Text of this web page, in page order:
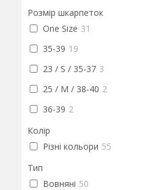
Розмір шкарпеток
One Size 31
35-39 19
23 / S / 35-37 3
25 / M / 38-40 2
36-39 2
Колір
Різні кольори 55
Тип
Вовняні 50